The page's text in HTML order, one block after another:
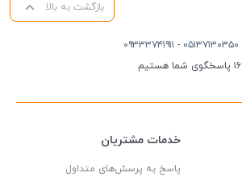
بازگشت به بالا
۰۵۱۳۷۱۳۰۳۵۰ - ۰۹۳۳۳۷۴۱۹۱۱
خدمات مشتریان
پاسخ به پرسش‌های متداول